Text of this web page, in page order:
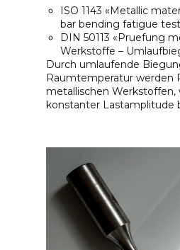
ISO 1143 «Metallic
bar bending fatigue
DIN 50113 «Pruefung
Werkstoffe –
Durch umlaufende
Raumtemperatur werden
metallischen
konstanter Lastamplitude